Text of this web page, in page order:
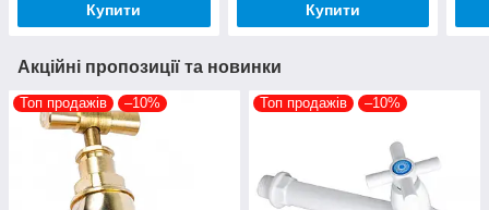
Купити Купити
Акційні пропозиції та новинки
Топ продажів –10% Топ продажів –10%